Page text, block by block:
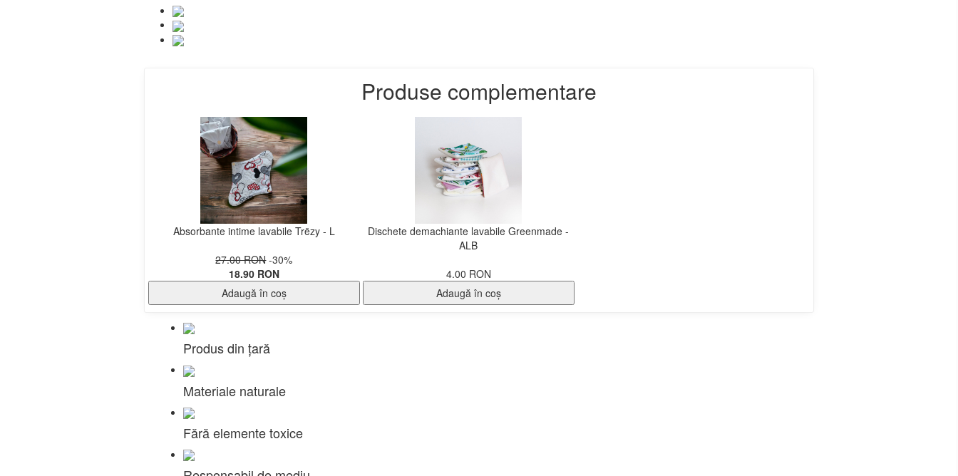
Produse complementare
Absorbante intime lavabile Trëzy - L
27.00 RON-30%
18.90 RON
Adaugă în coş
Dischete demachiante lavabile Greenmade -
ALB
4.00 RON
Adaugă în coş
Produs din țară
Materiale naturale
Fără elemente toxice